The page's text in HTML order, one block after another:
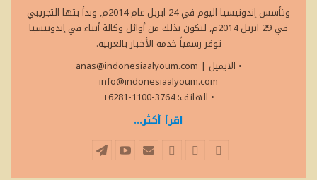
وتأسس إندونيسيا اليوم في 24 ابريل عام 2014م, وبدأ بثها التجريبي
في 29 ابريل 2014م, لتكون بذلك من أوائل وكالة أنباء في إندونيسيا
توفر رسمياً خدمة الأخبار بالعربية.
• الايميل
anas@indonesiaalyoum.com |
info@indonesiaalyoum.com
• الهاتف: 3764-1100-6281+
اقرأ أكثر...